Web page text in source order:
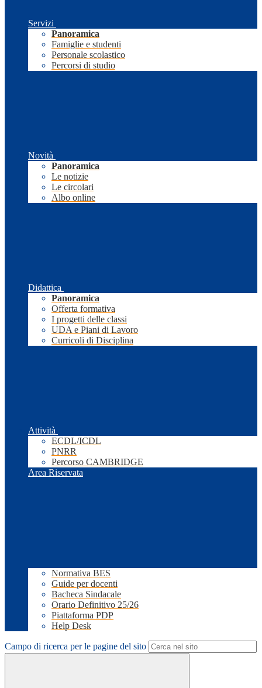
Servizi
Panoramica
Famiglie e studenti
Personale scolastico
Percorsi di studio
Novità
Panoramica
Le notizie
Le circolari
Albo online
Didattica
Panoramica
Offerta formativa
I progetti delle classi
UDA e Piani di Lavoro
Curricoli di Disciplina
Attività
ECDL/ICDL
PNRR
Percorso CAMBRIDGE
Area Riservata
Normativa BES
Guide per docenti
Bacheca Sindacale
Orario Definitivo 25/26
Piattaforma PDP
Help Desk
Campo di ricerca per le pagine del sito